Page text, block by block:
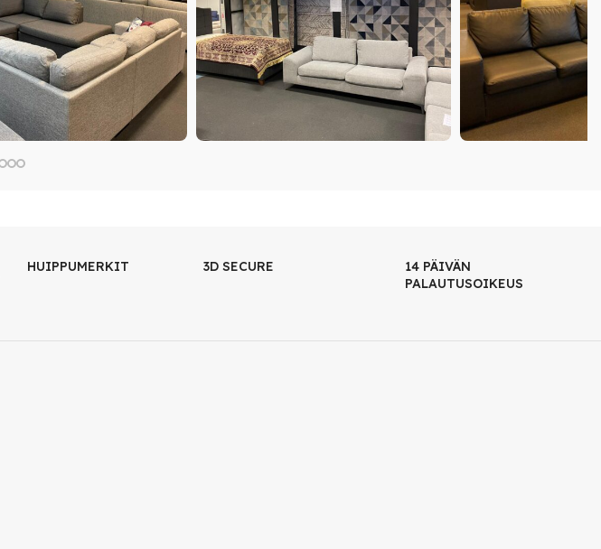
HUIPPUMERKIT 3D SECURE
14 PÄIVÄN
PALAUTUSOIKEUS